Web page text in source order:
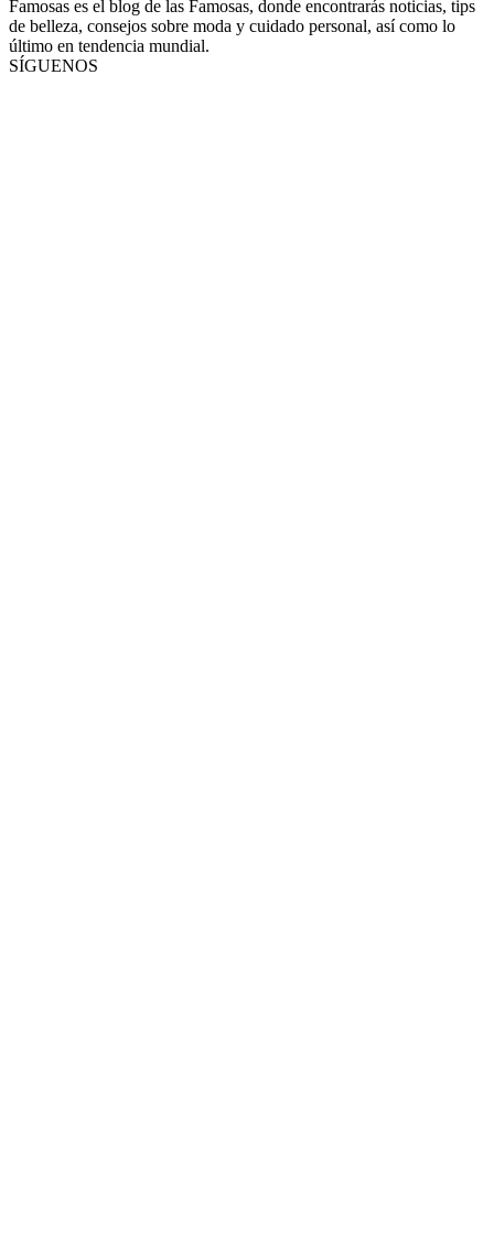
Famosas es el blog de las Famosas, donde encontrarás noticias, tips
de belleza, consejos sobre moda y cuidado personal, así como lo
último en tendencia mundial.
SÍGUENOS